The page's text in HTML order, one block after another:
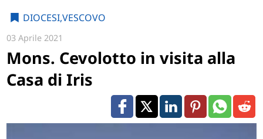
DIOCESI,VESCOVO
03 Aprile 2021
Mons. Cevolotto in visita alla
Casa di Iris